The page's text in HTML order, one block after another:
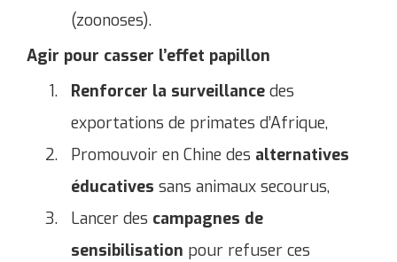
(zoonoses).
Agir pour casser l’effet papillon
Renforcer la surveillance des
exportations de primates d’Afrique,
Promouvoir en Chine des alternatives
éducatives sans animaux secourus,
Lancer des campagnes de
sensibilisation pour refuser ces